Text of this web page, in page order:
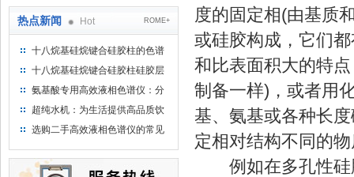
热点新闻 Hot ROME+
十八烷基硅烷键合硅胶柱的色谱
方法浅述
十八烷基硅烷键合硅胶柱硅胶层
析时如何装柱
氨基酸专用高效液相色谱仪：分
析氨基酸的仪器
超纯水机：为生活提供高品质饮
用水
选购二手高效液相色谱仪的常见
度的固定相(由基质
或硅胶构成，它们
和比表面积大的特
制备一样)，或者用
基、氨基或各种长
定相对结构不同的
例如在多孔性硅